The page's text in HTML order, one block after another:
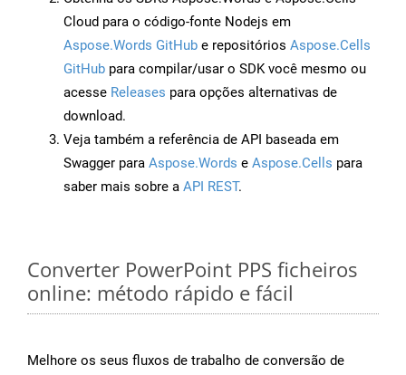
Cloud para o código-fonte Nodejs em
Aspose.Words GitHub e repositórios Aspose.Cells
GitHub para compilar/usar o SDK você mesmo ou
acesse Releases para opções alternativas de
download.
Veja também a referência de API baseada em
Swagger para Aspose.Words e Aspose.Cells para
saber mais sobre a API REST.
Converter PowerPoint PPS ficheiros
online: método rápido e fácil
Melhore os seus fluxos de trabalho de conversão de